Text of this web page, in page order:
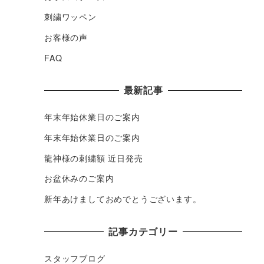
刺繍ワッペン
お客様の声
FAQ
最新記事
年末年始休業日のご案内
年末年始休業日のご案内
龍神様の刺繍額 近日発売
お盆休みのご案内
新年あけましておめでとうございます。
記事カテゴリー
スタッフブログ